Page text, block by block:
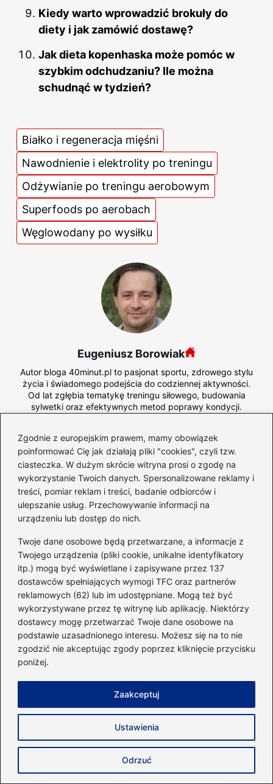
Zgodnie z europejskim prawem, mamy obowiązek
poinformować Cię jak działają pliki "cookies", czyli tzw.
ciasteczka. W dużym skrócie witryna prosi o zgodę na
wykorzystanie Twoich danych. Spersonalizowane reklamy i
treści, pomiar reklam i treści, badanie odbiorców i
ulepszanie usług. Przechowywanie informacji na
urządzeniu lub dostęp do nich.
Twoje dane osobowe będą przetwarzane, a informacje z
Twojego urządzenia (pliki cookie, unikalne identyfikatory
itp.) mogą być wyświetlane i zapisywane przez 137
dostawców spełniających wymogi TFC oraz partnerów
reklamowych (62) lub im udostępniane. Mogą też być
wykorzystywane przez tę witrynę lub aplikację. Niektórzy
dostawcy mogę przetwarzać Twoje dane osobowe na
podstawie uzasadnionego interesu. Możesz się na to nie
zgodzić nie akceptując zgody poprzez kliknięcie przycisku
poniżej.
Ustawienia
Odrzuć
Zaakceptuj
Kiedy warto wprowadzić brokuły do
diety i jak zamówić dostawę?
Jak dieta kopenhaska może pomóc w
szybkim odchudzaniu? Ile można
schudnąć w tydzień?
Białko i regeneracja mięśni
Nawodnienie i elektrolity po treningu
Odżywianie po treningu aerobowym
Superfoods po aerobach
Węglowodany po wysiłku
Eugeniusz Borowiak
Autor bloga 40minut.pl to pasjonat sportu, zdrowego stylu
życia i świadomego podejścia do codziennej aktywności.
Od lat zgłębia tematykę treningu siłowego, budowania
sylwetki oraz efektywnych metod poprawy kondycji.
osiągać więcej w krótszym czasie.
Na blogu dzieli się praktyczną wiedzą o diecie, liczeniu
kalorii oraz komponowaniu posiłków wspierających cele
treningowe – od redukcji, przez recomposition, aż po masę.
Testuje i recenzuje również suplementy, zwracając uwagę
na ich realne działanie, skład oraz bezpieczeństwo
stosowania.
←
Co smacznego wybrać po treningu cardio, by szybko
odzyskać energię?
Znalezienie idealnego stroju: jak dobrać go do swojej
sylwetki?
Dodaj komentarz
Twój adres email nie zostanie opublikowany.
Wymagane pola są oznaczone